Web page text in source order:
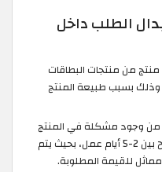
الطلب داخل
من منتجات البطاقات
وذلك بسبب طبيعة المنتج
من وجود مشكلة في المنتج
أو البطاقة وذلك في مدة تتراوح بين 2-5 أيام عمل، بحيث يتم
مماثل للقيمة المطلوبة.